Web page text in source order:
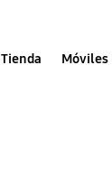
Tienda Móviles